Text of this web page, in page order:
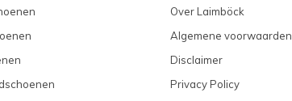
Over Laimböck
Algemene voorwaarden
Disclaimer
Privacy Policy